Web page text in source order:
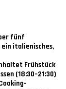
fünf
italienisches,
Frühstück
(18:30–21:30)